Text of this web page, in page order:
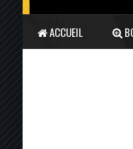
ACCUEIL